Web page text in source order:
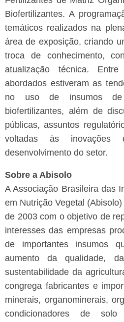
Biofertilizantes. A
temáticos realizados na
área de exposição, criando
troca de conhecimento,
atualização técnica.
abordados estiveram as
no uso de insumos
biofertilizantes, além de
públicas, assuntos
voltadas às inovações
desenvolvimento do setor.
Sobre a Abisolo
A Associação Brasileira das
em Nutrição Vegetal
de 2003 com o objetivo de
interesses das empresas
de importantes insumos
aumento da qualidade,
sustentabilidade da
congrega fabricantes e
minerais, organominerais,
condicionadores de